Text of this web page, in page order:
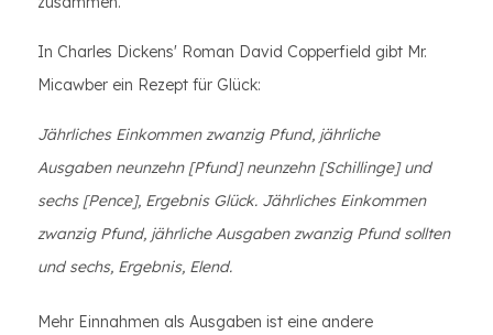
In Charles Dickens' Roman David Copperfield gibt Mr.
Micawber ein Rezept für Glück:
Jährliches Einkommen zwanzig Pfund, jährliche
Ausgaben neunzehn [Pfund] neunzehn [Schillinge] und
sechs [Pence], Ergebnis Glück. Jährliches Einkommen
zwanzig Pfund, jährliche Ausgaben zwanzig Pfund sollten
und sechs, Ergebnis, Elend.
Mehr Einnahmen als Ausgaben ist eine andere